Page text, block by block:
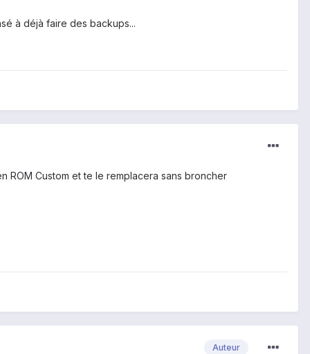
à déjà faire des backups...
ROM Custom et te le remplacera sans broncher
Auteur